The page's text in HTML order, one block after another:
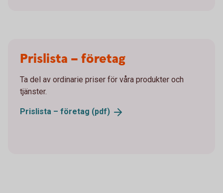
Prislista – företag
Ta del av ordinarie priser för våra produkter och
tjänster.
Prislista – företag (pdf)